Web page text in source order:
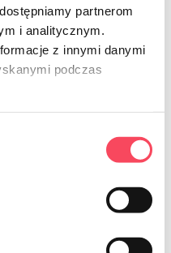
partnerom
i analitycznym.
z innymi danymi
podczas
Sacs de congélation Premium
3L 40 pièces
złbrut